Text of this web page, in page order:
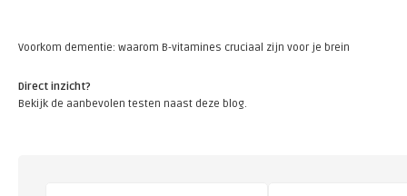
Voorkom dementie: waarom B-vitamines cruciaal zijn voor je brein
Direct inzicht?
Bekijk de aanbevolen testen naast deze blog.